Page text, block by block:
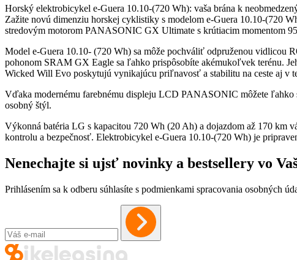
Horský elektrobicykel e-Guera 10.10-(720 Wh): vaša brána k
Zažite novú dimenziu horskej cyklistiky s modelom e-Guera 10.10-(720
stredovým motorom PANASONIC GX Ultimate s krútiacim momentom
Model e-Guera 10.10- (720 Wh) sa môže pochváliť odpruženou vidlicou
pohonom SRAM GX Eagle sa ľahko prispôsobíte akémukoľvek terénu.
Wicked Will Evo poskytujú vynikajúcu priľnavosť a stabilitu na ceste aj v
Vďaka modernému farebnému displeju LCD PANASONIC môžete
osobný štýl.
Výkonná batéria LG s kapacitou 720 Wh (20 Ah) a dojazdom až 170
kontrolu a bezpečnosť. Elektrobicykel e-Guera 10.10-(720 Wh) je
Nenechajte si ujsť novinky a bestsellery vo
Prihlásením sa k odberu súhlasíte s podmienkami spracovania osobných